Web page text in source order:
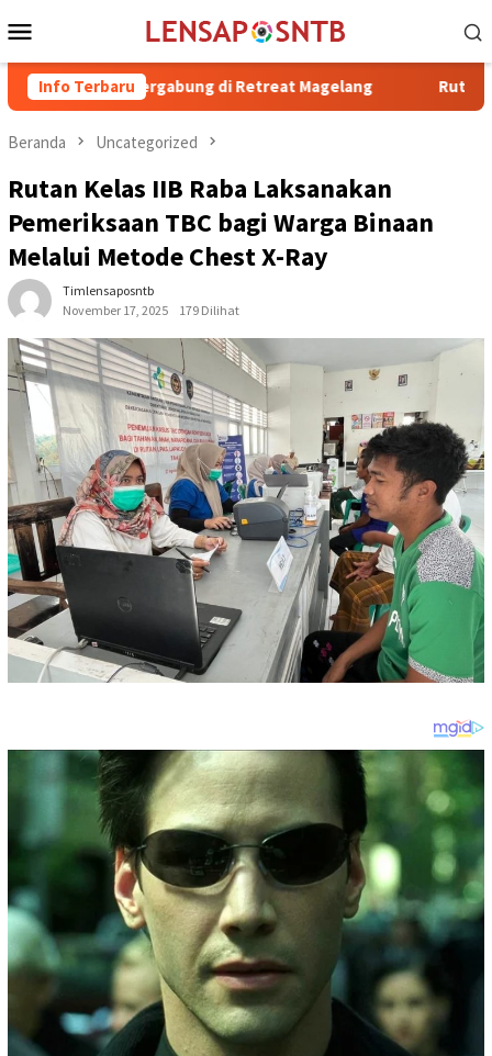
ke
Mobile
Info Terbaru
Bergabung di Retreat Magelang Rutan Kelas IIB Raba
Beranda Uncategorized
Rutan Kelas IIB Raba Laksanakan
Pemeriksaan TBC bagi Warga Binaan
Melalui Metode Chest X-Ray
Timlensaposntb
November 17, 2025
179 Dilihat